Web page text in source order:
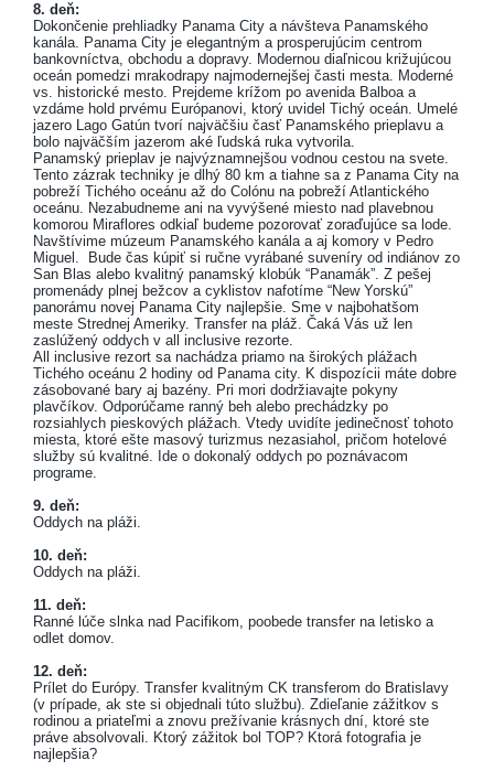
8. deň:
Dokončenie prehliadky Panama City a návšteva Panamského
kanála. Panama City je elegantným a prosperujúcim centrom
bankovníctva, obchodu a dopravy. Modernou diaľnicou križujúcou
oceán pomedzi mrakodrapy najmodernejšej časti mesta. Moderné
vs. historické mesto. Prejdeme krížom po avenida Balboa a
vzdáme hold prvému Európanovi, ktorý uvidel Tichý oceán. Umelé
jazero Lago Gatún tvorí najväčšiu časť Panamského prieplavu a
bolo najväčším jazerom aké ľudská ruka vytvorila.
Panamský prieplav je najvýznamnejšou vodnou cestou na svete.
Tento zázrak techniky je dlhý 80 km a tiahne sa z Panama City na
pobreží Tichého oceánu až do Colónu na pobreží Atlantického
oceánu. Nezabudneme ani na vyvýšené miesto nad plavebnou
komorou Miraflores odkiaľ budeme pozorovať zoraďujúce sa lode.
Navštívime múzeum Panamského kanála a aj komory v Pedro
Miguel. Bude čas kúpiť si ručne vyrábané suveníry od indiánov zo
San Blas alebo kvalitný panamský klobúk “Panamák”. Z pešej
promenády plnej bežcov a cyklistov nafotíme “New Yorskú”
panorámu novej Panama City najlepšie. Sme v najbohatšom
meste Strednej Ameriky. Transfer na pláž. Čaká Vás už len
zaslúžený oddych v all inclusive rezorte.
All inclusive rezort sa nachádza priamo na širokých plážach
Tichého oceánu 2 hodiny od Panama city. K dispozícii máte dobre
zásobované bary aj bazény. Pri mori dodržiavajte pokyny
plavčíkov. Odporúčame ranný beh alebo prechádzky po
rozsiahlych pieskových plážach. Vtedy uvidíte jedinečnosť tohoto
miesta, ktoré ešte masový turizmus nezasiahol, pričom hotelové
služby sú kvalitné. Ide o dokonalý oddych po poznávacom
programe.
9. deň:
Oddych na pláži.
10. deň:
Oddych na pláži.
11. deň:
Ranné lúče slnka nad Pacifikom, poobede transfer na letisko a
odlet domov.
12. deň:
Prílet do Európy. Transfer kvalitným CK transferom do Bratislavy
(v prípade, ak ste si objednali túto službu). Zdieľanie zážitkov s
rodinou a priateľmi a znovu prežívanie krásnych dní, ktoré ste
práve absolvovali. Ktorý zážitok bol TOP? Ktorá fotografia je
najlepšia?